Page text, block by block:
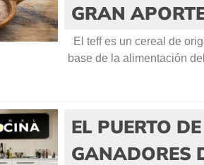
GRAN
El teff es un cereal de
base de la alimentación
EL PUERTO
GANADORES